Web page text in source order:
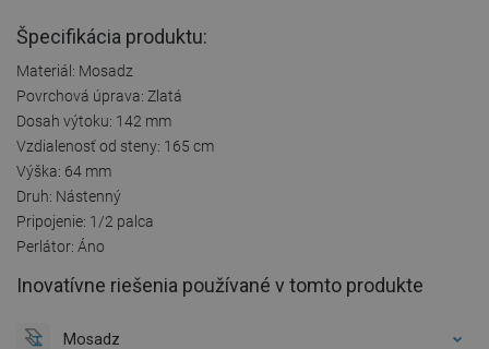
Špecifikácia produktu:
Materiál: Mosadz
Povrchová úprava: Zlatá
Dosah výtoku: 142 mm
Vzdialenosť od steny: 165 cm
Výška: 64 mm
Druh: Nástenný
Pripojenie: 1/2 palca
Perlátor: Áno
Inovatívne riešenia používané v tomto produkte
Mosadz